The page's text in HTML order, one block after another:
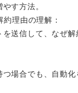
す方法。
理由の理解：
送信して、なぜ
場合でも、自動